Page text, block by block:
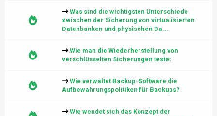
Was sind die wichtigsten Unterschiede
zwischen der Sicherung von virtualisierten
Datenbanken und physischen Da...
Wie man die Wiederherstellung von
verschlüsselten Sicherungen testet
Wie verwaltet Backup-Software die
Aufbewahrungspolitiken für Backups?
Wie wendet sich das Konzept der